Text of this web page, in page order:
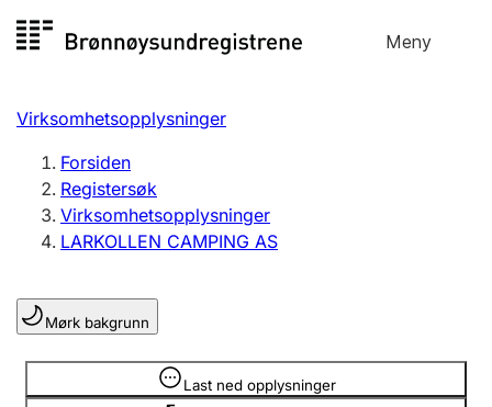
til
Meny
Registersøk
Aksjeselskap
Enkeltpersonforetak
Registrere, endre, slette
Lag og forening
Registrere, endre, slette
Virksomhetsopplysninger
Forsiden
Registersøk
Virksomhetsopplysninger
LARKOLLEN CAMPING AS
Mørk bakgrunn
Last ned opplysninger
Opplysninger er skjult